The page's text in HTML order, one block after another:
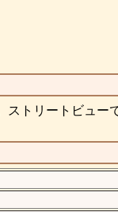
ストリートビュ